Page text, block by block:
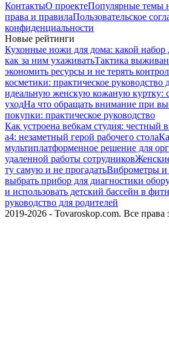
КонтактыО проектеПопулярные темы
права и правилаПользовательское
конфиденциальности
Новые рейтинги
Кухонные ножи для дома: какой набор
как за ним ухаживатьТактика
экономить ресурсы и не терять
косметики: практическое руководство
идеальную женскую кожаную куртку:
уходНа что обращать внимание при
покупки: практическое руководство
Как устроена вебкам студия: честный
а4: незаметный герой рабочего стола
мультиплатформенное решение для
удаленной работы сотрудников
ту самую и не прогадатьВиброметры и
выбрать прибор для диагностики
и использовать детский бассейн в
руководство для родителей
2019-2026 - Tovaroskop.com. Все